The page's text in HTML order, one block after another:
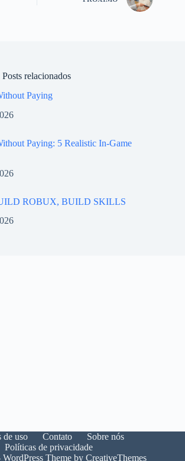
Posts relacionados
Paying
Paying: 5 Realistic In-Game
ROBUX, BUILD SKILLS
de uso Contato
Sobre nós
Políticas de privacidade
Theme byCreativeThemes